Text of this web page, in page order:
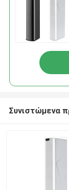
Συνιστώμενα